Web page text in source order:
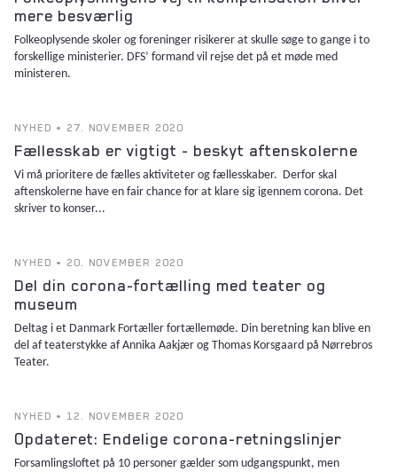
mere besværlig
Folkeoplysende skoler og foreninger risikerer at skulle søge to gange i to
forskellige ministerier. DFS’ formand vil rejse det på et møde med
ministeren.
NYHED • 27. NOVEMBER 2020
Fællesskab er vigtigt - beskyt aftenskolerne
Vi må prioritere de fælles aktiviteter og fællesskaber. Derfor skal
aftenskolerne have en fair chance for at klare sig igennem corona. Det
skriver to konser...
NYHED • 20. NOVEMBER 2020
Del din corona-fortælling med teater og
museum
Deltag i et Danmark Fortæller fortællemøde. Din beretning kan blive en
del af teaterstykke af Annika Aakjær og Thomas Korsgaard på Nørrebros
Teater.
NYHED • 12. NOVEMBER 2020
Opdateret: Endelige corona-retningslinjer
Forsamlingsloftet på 10 personer gælder som udgangspunkt, men